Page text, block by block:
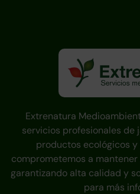
Extrenatura
servicios profesionales de
productos ecológicos
comprometemos a
garantizando alta calidad y
para más